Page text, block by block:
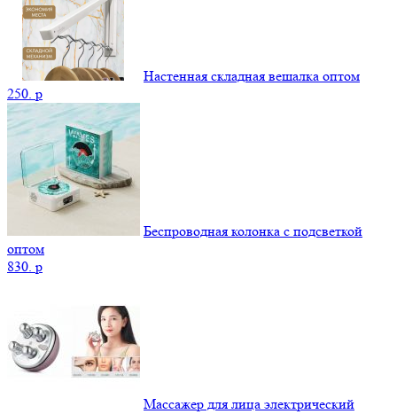
Настенная складная вешалка оптом
250. p
Беспроводная колонка с подсветкой
оптом
830. p
Массажер для лица электрический